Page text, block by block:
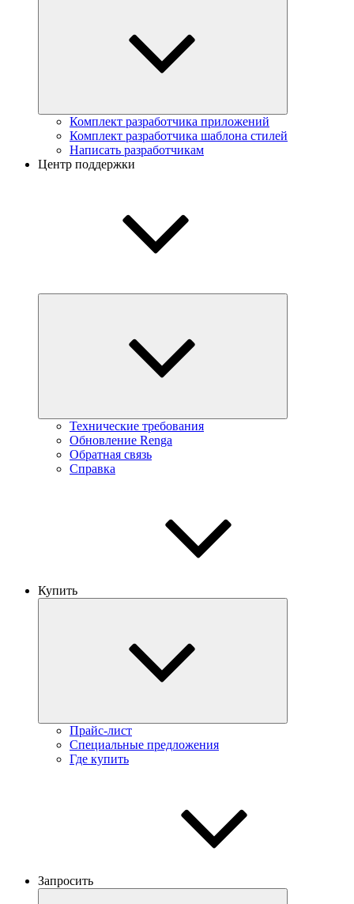
Комплект разработчика приложений
Комплект разработчика шаблона стилей
Написать разработчикам
Центр поддержки
Технические требования
Обновление Renga
Обратная связь
Справка
Купить
Прайс-лист
Специальные предложения
Где купить
Запросить